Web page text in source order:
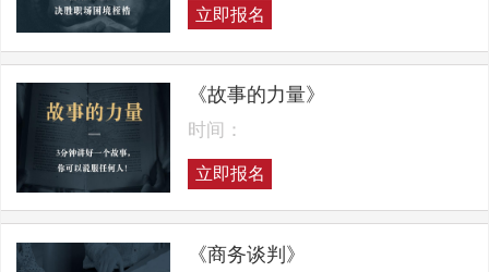
立即报名
《故事的力量》
时间：
立即报名
《商务谈判》